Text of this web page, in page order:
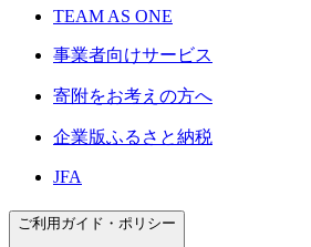
TEAM AS ONE
事業者向けサービス
寄附をお考えの方へ
企業版ふるさと納税
JFA
ご利用ガイド・ポリシー